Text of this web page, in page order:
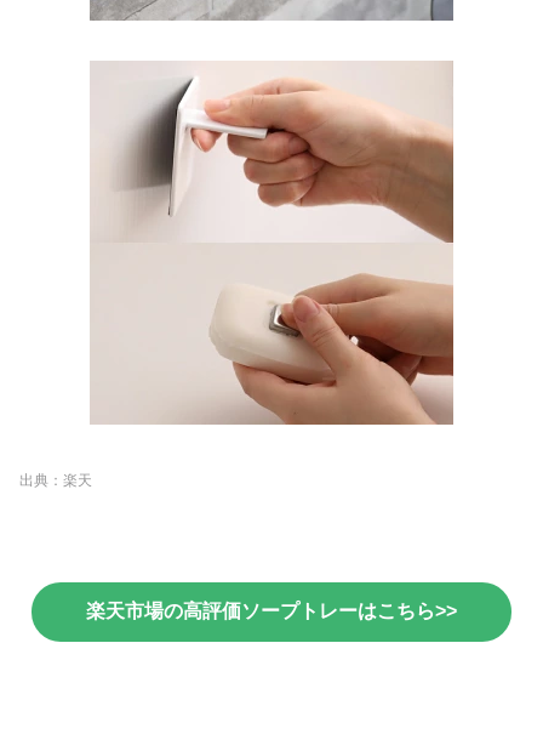
出典：楽天
楽天市場の高評価ソープトレーはこちら>>